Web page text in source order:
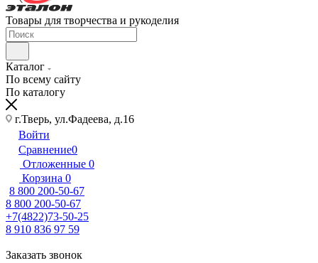
Товары для творчества и рукоделия
Каталог
По всему сайту
По каталогу
г.Тверь, ул.Фадеева, д.16
Войти
Сравнение0
Отложенные 0
Корзина 0
8 800 200-50-67
8 800 200-50-67
+7(4822)73-50-25
8 910 836 97 59
Заказать звонок